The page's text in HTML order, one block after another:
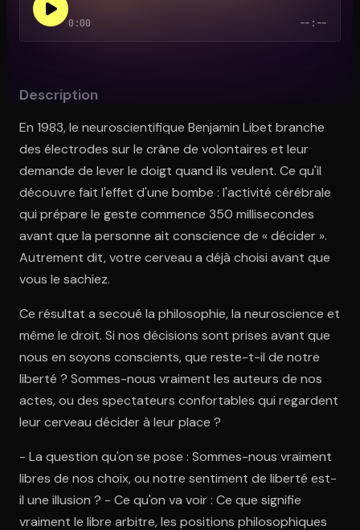
0:00 --:--
Description
En 1983, le neuroscientifique Benjamin Libet branche
des électrodes sur le crâne de volontaires et leur
demande de lever le doigt quand ils veulent. Ce qu'il
découvre fait l'effet d'une bombe : l'activité cérébrale
qui prépare le geste commence 350 millisecondes
avant que la personne ait conscience de « décider ».
Autrement dit, votre cerveau a déjà choisi avant que
vous le sachiez.
Ce résultat a secoué la philosophie, la neuroscience et
même le droit. Si nos décisions sont prises avant que
nous en soyons conscients, que reste-t-il de notre
liberté ? Sommes-nous vraiment les auteurs de nos
actes, ou des spectateurs confortables qui regardent
leur cerveau décider à leur place ?
- La question qu'on se pose : Sommes-nous vraiment
libres de nos choix, ou notre sentiment de liberté est-
il une illusion ? - Ce qu'on va voir : Ce que signifie
vraiment le libre arbitre, les positions philosophiques